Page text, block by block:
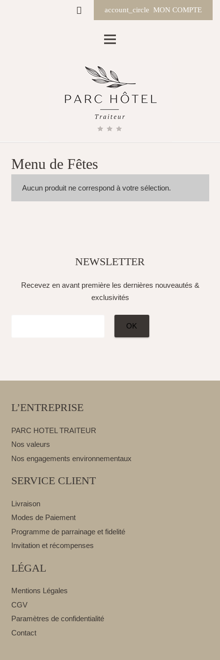
account_circle MON COMPTE
Menu de Fêtes
Aucun produit ne correspond à votre sélection.
NEWSLETTER
Recevez en avant première les dernières nouveautés &
exclusivités
L’ENTREPRISE
PARC HOTEL TRAITEUR
Nos valeurs
Nos engagements environnementaux
SERVICE CLIENT
Livraison
Modes de Paiement
Programme de parrainage et fidelité
Invitation et récompenses
LÉGAL
Mentions Légales
CGV
Paramètres de confidentialité
Contact